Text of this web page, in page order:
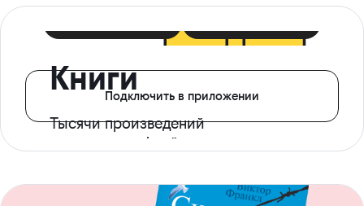
Книги
Тысячи произведений
с доступом офлайн
Подключить в приложении